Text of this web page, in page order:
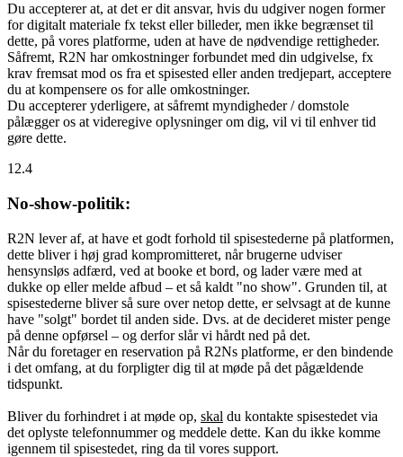
Du accepterer at, at det er dit ansvar, hvis du udgiver nogen former
for digitalt materiale fx tekst eller billeder, men ikke begrænset til
dette, på vores platforme, uden at have de nødvendige rettigheder.
Såfremt, R2N har omkostninger forbundet med din udgivelse, fx
krav fremsat mod os fra et spisested eller anden tredjepart, acceptere
du at kompensere os for alle omkostninger.
Du accepterer yderligere, at såfremt myndigheder / domstole
pålægger os at videregive oplysninger om dig, vil vi til enhver tid
gøre dette.
12.4
No-show-politik:
R2N lever af, at have et godt forhold til spisestederne på platformen,
dette bliver i høj grad kompromitteret, når brugerne udviser
hensynsløs adfærd, ved at booke et bord, og lader være med at
dukke op eller melde afbud – et så kaldt "no show". Grunden til, at
spisestederne bliver så sure over netop dette, er selvsagt at de kunne
have "solgt" bordet til anden side. Dvs. at de decideret mister penge
på denne opførsel – og derfor slår vi hårdt ned på det.
Når du foretager en reservation på R2Ns platforme, er den bindende
i det omfang, at du forpligter dig til at møde på det pågældende
tidspunkt.
Bliver du forhindret i at møde op, skal du kontakte spisestedet via
det oplyste telefonnummer og meddele dette. Kan du ikke komme
igennem til spisestedet, ring da til vores support.